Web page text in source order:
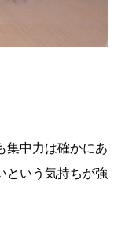
集中力は確かにあ
という気持ちが強